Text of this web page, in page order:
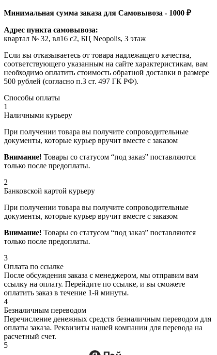
Минимальная сумма заказа для Самовывоза - 1000 ₽
Адрес пункта самовывоза:
квартал № 32, вл16 с2, БЦ Neopolis, 3 этаж
Если вы отказываетесь от товара надлежащего качества,
соответствующего указанным на сайте характеристикам, вам
необходимо оплатить стоимость обратной доставки в размере
500 рублей (согласно п.3 ст. 497 ГК РФ).
Способы оплаты
1
Наличными курьеру
При получении товара вы получите сопроводительные
документы, которые курьер вручит вместе с заказом
Внимание! Товары со статусом “под заказ” поставляются
только после предоплаты.
2
Банковской картой курьеру
При получении товара вы получите сопроводительные
документы, которые курьер вручит вместе с заказом
Внимание! Товары со статусом “под заказ” поставляются
только после предоплаты.
3
Оплата по ссылке
После обсуждения заказа с менеджером, мы отправим вам
ссылку на оплату. Перейдите по ссылке, и вы сможете
оплатить заказ в течение 1-й минуты.
4
Безналичным переводом
Перечисление денежных средств безналичным переводом для
оплаты заказа. Реквизиты нашей компании для перевода на
расчетный счет.
5